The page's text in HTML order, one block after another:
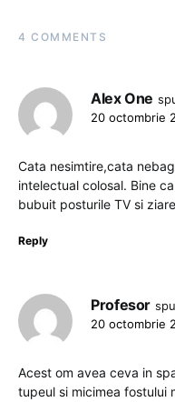
4 COMMENTS
Alex One
20 octombrie
Cata nesimtire,cata
intelectual colosal. Bine
bubuit posturile TV si
Reply
Profesor
20 octombrie
Acest om avea ceva in
tupeul si micimea fostului